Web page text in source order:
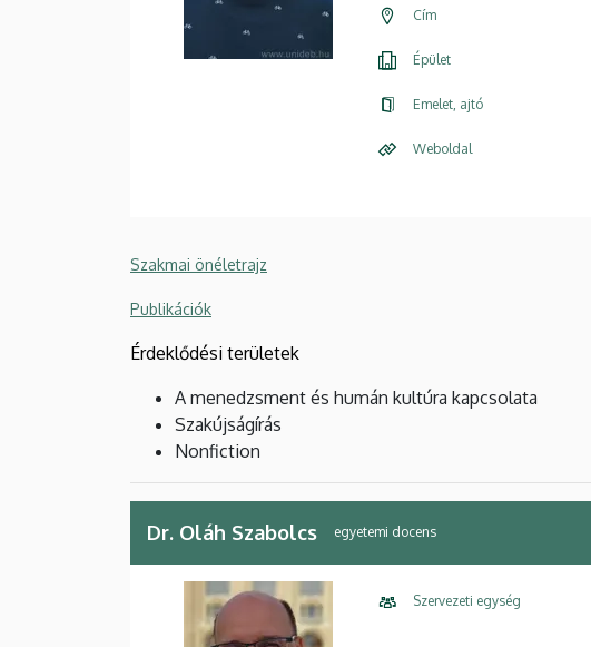
Cím
Épület
Emelet, ajtó
Weboldal
Szakmai önéletrajz
Publikációk
Érdeklődési területek
A menedzsment és humán kultúra kapcsolata
Szakújságírás
Nonfiction
Dr. Oláh Szabolcs egyetemi docens
Szervezeti egység